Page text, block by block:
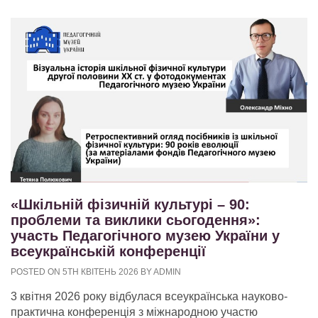
«Шкільній фізичній культурі – 90:
проблеми та виклики сьогодення»:
участь Педагогічного музею України у
всеукраїнській конференції
POSTED ON 5TH КВІТЕНЬ 2026 BY ADMIN
3 квітня 2026 року відбулася всеукраїнська науково-
практична конференція з міжнародною участю